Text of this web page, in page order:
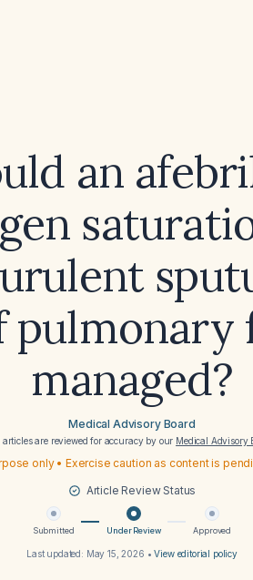
an
managed?
Medical Advisory Board
articles are reviewed for accuracy by our Medical Advisory
only • Exercise caution as content is
Article Review Status
Submitted Under Review Approved
Last updated: May 15, 2026 •View editorial policy